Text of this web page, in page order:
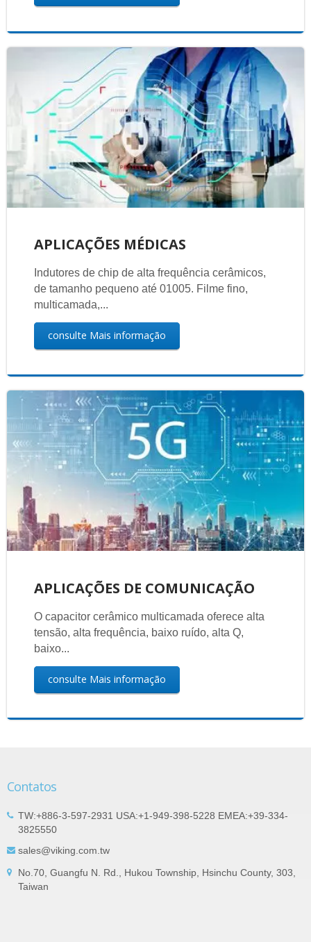
APLICAÇÕES MÉDICAS
Indutores de chip de alta frequência cerâmicos,
de tamanho pequeno até 01005. Filme fino,
multicamada,...
consulte Mais informação
APLICAÇÕES DE COMUNICAÇÃO
O capacitor cerâmico multicamada oferece alta
tensão, alta frequência, baixo ruído, alta Q,
baixo...
consulte Mais informação
Contatos
TW:+886-3-597-2931 USA:+1-949-398-5228 EMEA:+39-334-
3825550
sales@viking.com.tw
No.70, Guangfu N. Rd., Hukou Township, Hsinchu County, 303,
Taiwan